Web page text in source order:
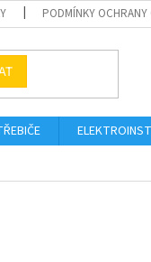
PODMÍNKY OCHRANY